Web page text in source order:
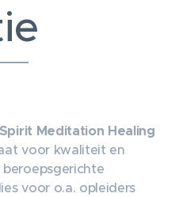
Meditation Healing
voor kwaliteit en
beroepsgerichte
voor o.a. opleiders